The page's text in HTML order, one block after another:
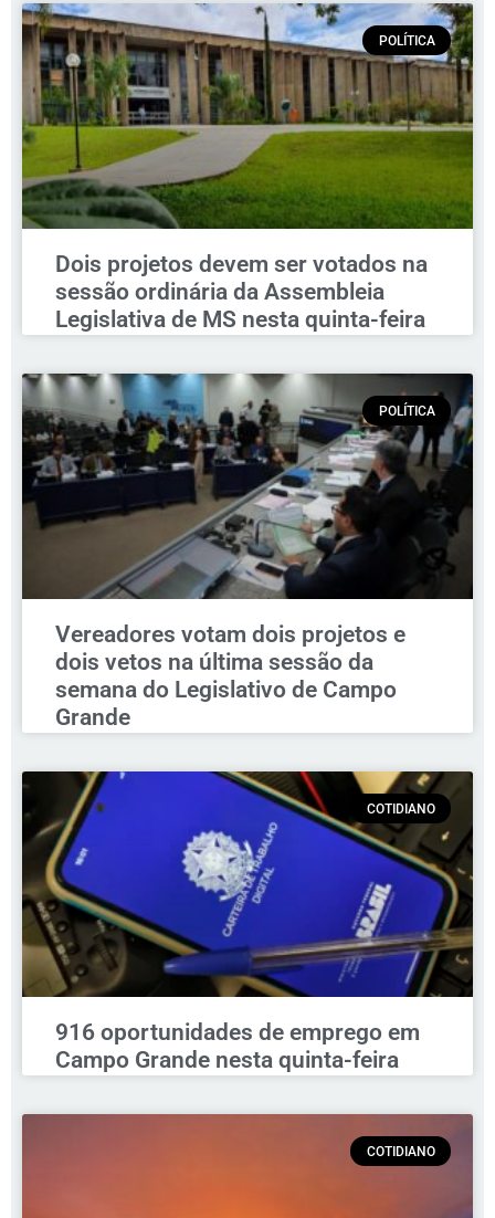
POLÍTICA
Dois projetos devem ser votados na
sessão ordinária da Assembleia
Legislativa de MS nesta quinta-feira
POLÍTICA
Vereadores votam dois projetos e
dois vetos na última sessão da
semana do Legislativo de Campo
Grande
COTIDIANO
916 oportunidades de emprego em
Campo Grande nesta quinta-feira
COTIDIANO